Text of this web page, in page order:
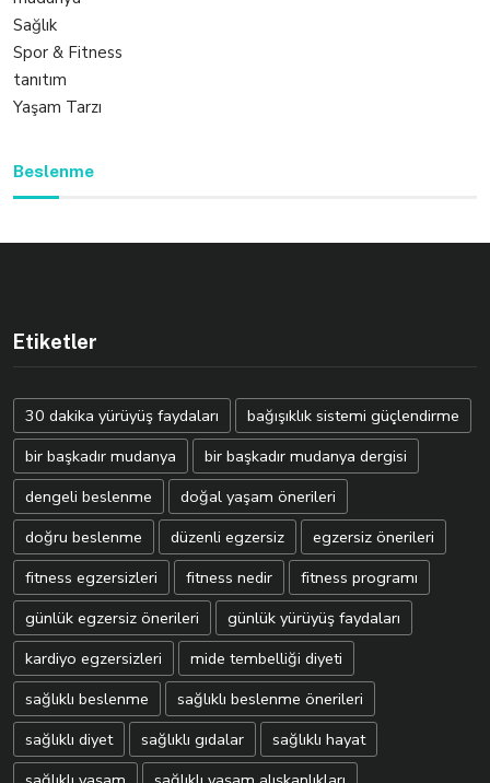
Sağlık
Spor & Fitness
tanıtım
Yaşam Tarzı
Beslenme
Etiketler
30 dakika yürüyüş faydaları
bağışıklık sistemi güçlendirme
bir başkadır mudanya
bir başkadır mudanya dergisi
dengeli beslenme
doğal yaşam önerileri
doğru beslenme
düzenli egzersiz
egzersiz önerileri
fitness egzersizleri
fitness nedir
fitness programı
günlük egzersiz önerileri
günlük yürüyüş faydaları
kardiyo egzersizleri
mide tembelliği diyeti
sağlıklı beslenme
sağlıklı beslenme önerileri
sağlıklı diyet
sağlıklı gıdalar
sağlıklı hayat